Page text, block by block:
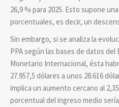
26,9 % para 2025. Esto supone
porcentuales, es decir, un
Sin embargo, si se analiza la
PPA según las bases de datos
Monetario Internacional, ésta
27.957,5 dólares a unos 28.616
implica un aumento cercano al
porcentual del ingreso medio